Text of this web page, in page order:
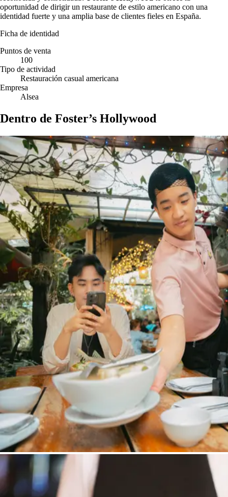
oportunidad de dirigir un restaurante de estilo americano con una
identidad fuerte y una amplia base de clientes fieles en España.
Ficha de identidad
Puntos de venta
100
Tipo de actividad
Restauración casual americana
Empresa
Alsea
Dentro de Foster’s Hollywood